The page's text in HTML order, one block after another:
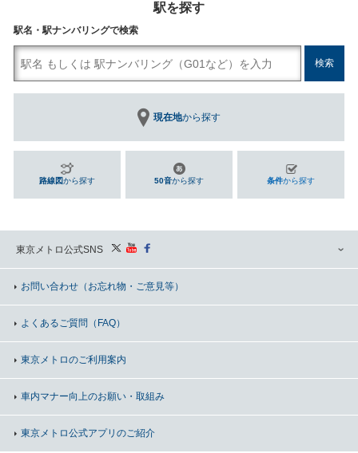
駅を探す
駅名・駅ナンバリングで検索
路線図から探す 50音から探す 条件から探す
現在地から探す
東京メトロ公式SNS
お問い合わせ （お忘れ物・ご意見等）
よくあるご質問（FAQ）
東京メトロのご利用案内
車内マナー向上のお願い・取組み
東京メトロ公式アプリのご紹介